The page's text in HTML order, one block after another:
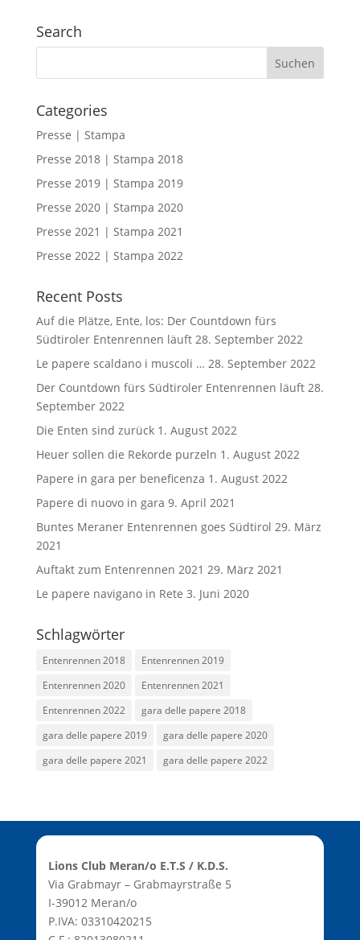
Search
Categories
Presse | Stampa
Presse 2018 | Stampa 2018
Presse 2019 | Stampa 2019
Presse 2020 | Stampa 2020
Presse 2021 | Stampa 2021
Presse 2022 | Stampa 2022
Recent Posts
Auf die Plätze, Ente, los: Der Countdown fürs
Südtiroler Entenrennen läuft 28. September 2022
Le papere scaldano i muscoli … 28. September 2022
Der Countdown fürs Südtiroler Entenrennen läuft 28.
September 2022
Die Enten sind zurück 1. August 2022
Heuer sollen die Rekorde purzeln 1. August 2022
Papere in gara per beneficenza 1. August 2022
Papere di nuovo in gara 9. April 2021
Buntes Meraner Entenrennen goes Südtirol 29. März
2021
Auftakt zum Entenrennen 2021 29. März 2021
Le papere navigano in Rete 3. Juni 2020
Schlagwörter
Entenrennen 2018
Entenrennen 2019
Entenrennen 2020
Entenrennen 2021
Entenrennen 2022
gara delle papere 2018
gara delle papere 2019
gara delle papere 2020
gara delle papere 2021
gara delle papere 2022
Lions Club Meran/o E.T.S / K.D.S.
Via Grabmayr – Grabmayrstraße 5
I-39012 Meran/o
P.IVA: 03310420215